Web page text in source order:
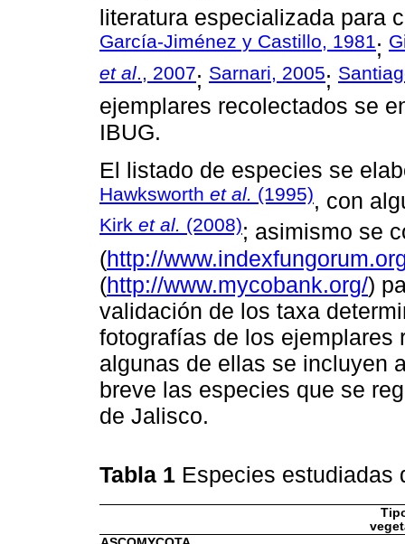
literatura especializada para
García-Jiménez y Castillo, 1981;
et al., 2007; Sarnari, 2005;
ejemplares recolectados se
IBUG.
El listado de especies se
Hawksworth et al. (1995), con
Kirk et al. (2008); asimismo se
(http://
(http://www.mycobank.org/)
validación de los taxa
fotografías de los ejemplares
algunas de ellas se incluyen
breve las especies que se
de Jalisco.
Tabla 1 Especies